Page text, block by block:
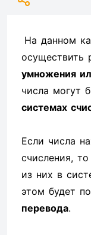
На данном
осуществить
умножения
числа могут
системах
Если числа
счисления,
из них в
этом будет
перевода.